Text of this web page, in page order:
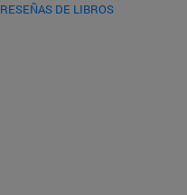
RESEÑAS DE LIBROS